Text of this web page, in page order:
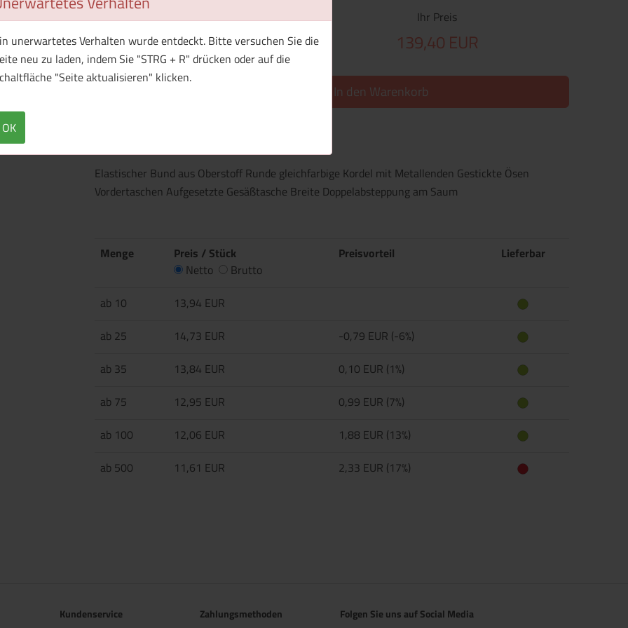
unerwartetes Verhalten wurde entdeckt. Bitte versuchen Sie die
neu zu laden, indem Sie "STRG + R" drücken oder auf die
"Seite aktualisieren" klicken.
OK
Ihr Preis
139,40 EUR
In den Warenkorb
Elastischer Bund aus Oberstoff Runde gleichfarbige Kordel mit Metallenden Gestickte Ösen
Vordertaschen Aufgesetzte Gesäßtasche Breite Doppelabsteppung am Saum
Menge
Preis / Stück
Netto
Brutto
Preisvorteil Lieferbar
ab 10
13,94 EUR
ab 25
14,73 EUR
-0,79 EUR (-6%)
ab 35
13,84 EUR
0,10 EUR (1%)
ab 75
12,95 EUR
0,99 EUR (7%)
ab 100
12,06 EUR
1,88 EUR (13%)
ab 500
11,61 EUR 2,33 EUR (17%)
Kundenservice Zahlungsmethoden Folgen Sie uns auf Social Media